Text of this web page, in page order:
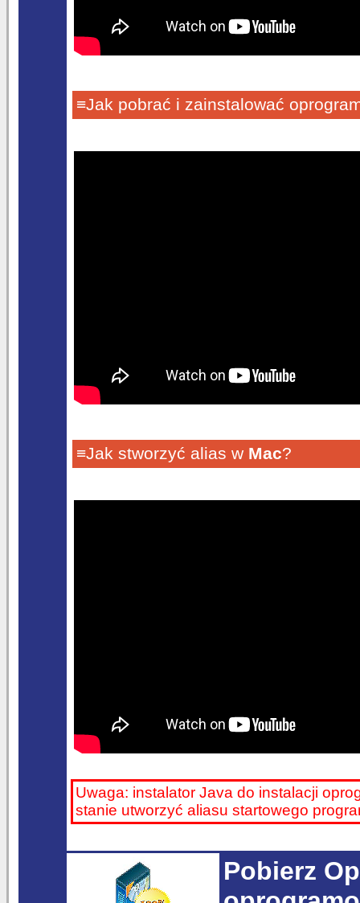
≡Jak pobrać i zainstalować
≡Jak stworzyć alias w Mac?
Uwaga: instalator Java do instalacji
stanie utworzyć aliasu startowego
Pobierz